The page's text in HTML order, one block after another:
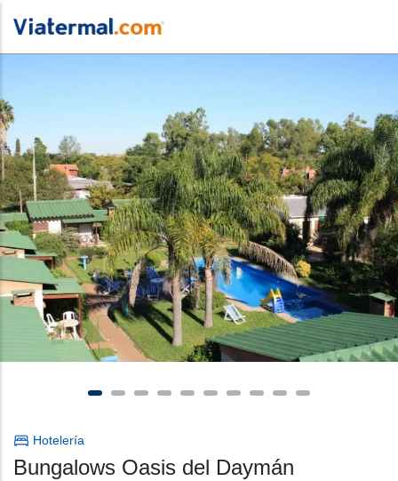
Hotelería
Bungalows Oasis del Daymán